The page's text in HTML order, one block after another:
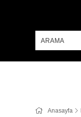
Anasayfa